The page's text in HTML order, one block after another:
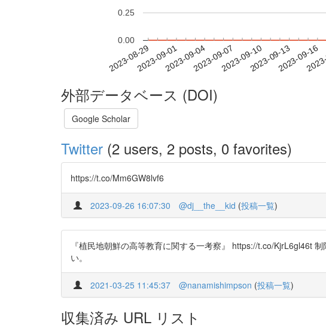
2023-08-292023-09-012023-09-042023-09-072023-09-102023-09-132023-09-16
0.00
0.25
外部データベース (DOI)
Google Scholar
Twitter (2 users, 2 posts, 0 favorites)
https://t.co/Mm6GW8lvf6
2023-09-26 16:07:30 @dj__the__kid (投稿一覧)
『植民地朝鮮の高等教育に関する一考察』 https://t.co/KjrL6gl46t
い。
2021-03-25 11:45:37 @nanamishimpson (投稿一覧)
収集済み URL リスト